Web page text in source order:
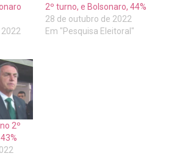
2º turno, e Bolsonaro, 44%
28 de outubro de 2022
Em "Pesquisa Eleitoral"
2º